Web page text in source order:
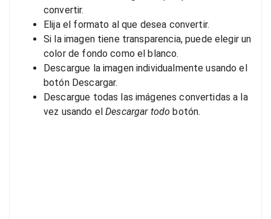
convertir.
Elija el formato al que desea convertir.
Si la imagen tiene transparencia, puede elegir un
color de fondo como el blanco.
Descargue la imagen individualmente usando el
botón Descargar.
Descargue todas las imágenes convertidas a la
vez usando elDescargar todo botón.